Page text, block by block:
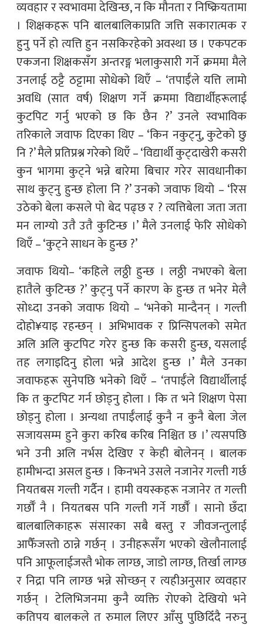
व्यवहार र स्वभावमा देखिन्छ, न कि मौनता र निष्क्रियतामा
। शिक्षकहरू पनि बालबालिकाप्रति जत्ति सकारात्मक र
हुनु पर्ने हो त्यत्ति हुन नसकिरहेको अवस्था छ । एकपटक
एकजना शिक्षकसँग अन्तरङ्ग भलाकुसारी गर्ने क्रममा मैले
उनलाई ठट्टै ठट्टामा सोधेको थिएँ – ‘तपाईँले यत्ति लामो
अवधि (सात वर्ष) शिक्षण गर्ने क्रममा विद्यार्थीहरूलाई
कुटपिट गर्नु भएको छ कि छैन ?’ उनले स्वभाविक
तरिकाले जवाफ दिएका थिए – ‘किन नकुट्नु, कुटेको छु
नि ?’ मैले प्रतिप्रश्न गरेको थिएँ – ‘विद्यार्थी कुट्दाखेरी कसरी
कुन भागमा कुट्ने भन्ने बारेमा बिचार गरेर सावधानीका
साथ कुट्नु हुन्छ होला नि ?’ उनको जवाफ थियो – ‘रिस
उठेको बेला कसले पो बेद पढ्छ र ? त्यत्तिबेला जता जता
मन लाग्यो उतै उतै कुटिन्छ ।’ मैले उनलाई फेरि सोधेको
थिएँ – ‘कुट्ने साधन के हुन्छ ?’
जवाफ थियो– ‘कहिले लठ्ठी हुन्छ । लठ्ठी नभएको बेला
हातैले कुटिन्छ ?’ कुट्नु पर्ने कारण के हुन्छ त भनेर मेलै
सोध्दा उनको जवाफ थियो – ‘भनेको मान्दैनन् । गल्ती
दोहो¥याइ रहन्छन् । अभिभावक र प्रिन्सिपलको समेत
अलि अलि कुटपिट गरेर हुन्छ कि कसरी हुन्छ, यसलाई
तह लगाइदिनु होला भन्ने आदेश हुन्छ ।’ मैले उनका
जवाफहरू सुनेपछि भनेको थिएँ – ‘तपाईँले विद्यार्थीलाई
कि त कुटपिट गर्न छोड्नु होला । कि त भने शिक्षण पेसा
छोड्नु होला । अन्यथा तपाईँलाई कुनै न कुनै बेला जेल
सजायसम्म हुने कुरा करिब करिब निश्चित छ ।’ त्यसपछि
भने उनी अलि नर्भस देखिए र केही बोलेनन् । बालक
हामीभन्दा असल हुन्छ । किनभने उसले नजानेर गल्ती गर्छ
नियतबस गल्ती गर्दैन । हामी वयस्कहरू नजानेर त गल्ती
गर्छौँ नै । नियतबस पनि गल्ती गर्ने गर्छौँ । सानो छँदा
बालबालिकाहरू संसारका सबै बस्तु र जीवजन्तुलाई
आफैँजस्तो ठान्ने गर्छन् । उनीहरूसँग भएको खेलौनालाई
पनि आफूलाईजस्तै भोक लाग्छ, जाडो लाग्छ, तिर्खा लाग्छ
र निद्रा पनि लाग्छ भन्ने सोच्छन् र त्यहीअनुसार व्यवहार
गर्छन् । टेलिभिजनमा कुनै व्यक्ति रोएको देखियो भने
कतिपय बालकले त रुमाल लिएर आँसु पुछिदिँदै नरुनु